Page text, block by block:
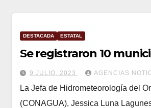
DESTACADA ESTATAL
Se registraron 10
9 JULIO, 2023 AGENCIAS
La Jefa de Hidrometeorología del
(CONAGUA), Jessica Luna